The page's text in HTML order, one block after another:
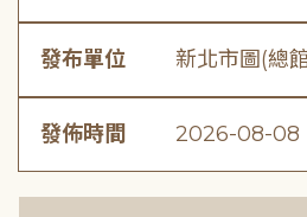
發布單位 新北市圖(總
發佈時間 2026-08-08